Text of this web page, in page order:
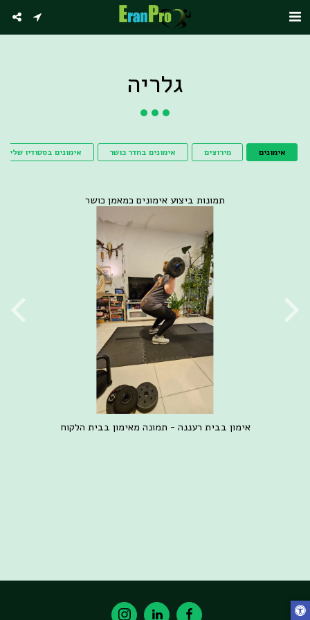
גלריה
אימונים מירוצים אימונים בחדר כושר אימונים בסטודיו שלי
תמונות ביצוע אימונים כמאמן כושר
אימון בבית רעננה - תמונה מאימון בבית הלקוח